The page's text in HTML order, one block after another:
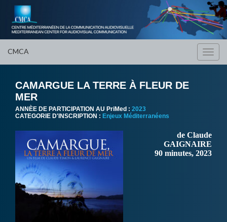
CMCA
CAMARGUE LA TERRE À FLEUR DE
MER
ANNÈE DE PARTICIPATION AU PriMed : 2023
CATEGORIE D'INSCRIPTION : Enjeux Méditerranéens
de Claude
GAIGNAIRE
90 minutes, 2023